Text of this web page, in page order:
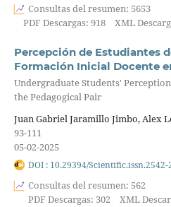
Consultas del resumen: 5653
PDF Descargas: 918
XML
Percepción de Estudiantes
Formación Inicial Docente
Undergraduate Students'
the Pedagogical Pair
Juan Gabriel Jaramillo Jimbo, Alex
93-111
05-02-2025
DOI : 10.29394/
Consultas del resumen: 562
PDF Descargas: 302
XML